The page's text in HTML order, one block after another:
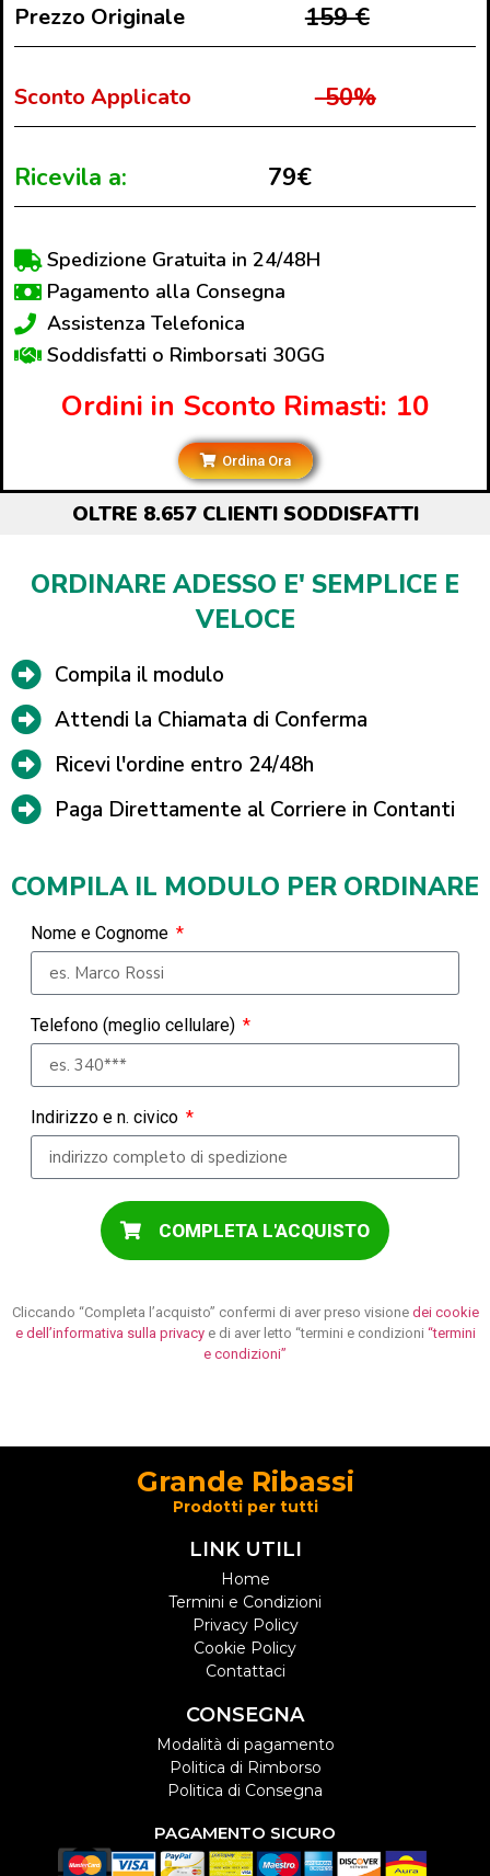
Prezzo Originale 159 €
Sconto Applicato -50%
Ricevila a: 79€
Spedizione Gratuita in 24/48H
Pagamento alla Consegna
Assistenza Telefonica
Soddisfatti o Rimborsati 30GG
Ordini in Sconto Rimasti: 10
Ordina Ora
OLTRE 8.657 CLIENTI SODDISFATTI
ORDINARE ADESSO E' SEMPLICE E
VELOCE
Compila il modulo
Attendi la Chiamata di Conferma
Ricevi l'ordine entro 24/48h
Paga Direttamente al Corriere in Contanti
COMPILA IL MODULO PER ORDINARE
Nome e Cognome
Telefono (meglio cellulare)
Indirizzo e n. civico
COMPLETA L'ACQUISTO
Cliccando “Completa l’acquisto” confermi di aver preso visione dei cookie
e dell’informativa sulla privacy e di aver letto “termini e condizioni “termini
e condizioni”
Grande Ribassi
Prodotti per tutti
LINK UTILI
Home
Termini e Condizioni
Privacy Policy
Cookie Policy
Contattaci
CONSEGNA
Modalità di pagamento
Politica di Rimborso
Politica di Consegna
PAGAMENTO SICURO